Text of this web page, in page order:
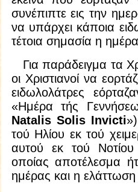
συνέπιπτε εις την
να υπάρχει κάποια
τέτοια σημασία η
Για παράδειγμα τα
οι Χριστιανοί να
ειδωλολάτρες
«Ημέρα τής
Natalis Solis Invicti
τού Ηλίου εκ τού
αυτού εκ τού Νοτίου
οποίας αποτέλεσμα
ημέρας και η ελάττωση